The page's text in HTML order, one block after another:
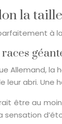
la
à
Allemand,
leur abri.
être au
sensation